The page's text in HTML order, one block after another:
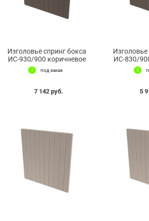
Изголовье спринг бокса
ИС-930/900 коричневое
под заказ
7 142 руб.
Изголовье
ИС-830/
5